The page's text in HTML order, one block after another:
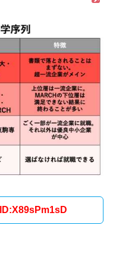
ID:X89sPm1sD